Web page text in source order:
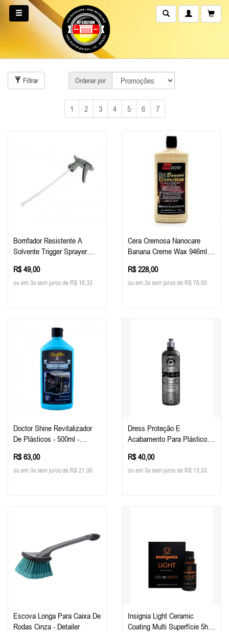
Filtrar Ordenar por
1 2 3 4 5 6 7
Borrifador Resistente A
Solvente Trigger Sprayer
R$ 49,00
ou em 3x sem juros de R$ 16,33
Cera Cremosa Nanocare
Banana Creme Wax 946ml
R$ 228,00
ou em 3x sem juros de R$ 76,00
Doctor Shine Revitalizador
De Plásticos - 500ml -
R$ 63,00
ou em 3x sem juros de R$ 21,00
Dress Proteção E
Acabamento Para Plásticos
Tech
R$ 40,00
ou em 3x sem juros de R$ 13,33
Escova Longa Para Caixa De
Rodas Cinza - Detailer
Insignia Light Ceramic
Coating Multi Superfície 5h,